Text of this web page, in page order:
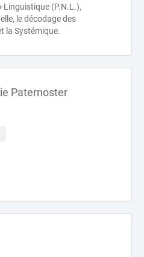
(P.N.L.),
le décodage des
la Systémique.
Paternoster